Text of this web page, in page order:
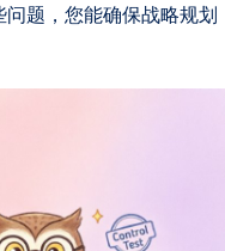
题，您能确保战略规划